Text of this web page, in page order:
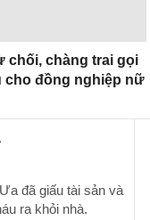
chối, chàng trai gọi
cho đồng nghiệp nữ
đã giấu tài sản và
ra khỏi nhà.